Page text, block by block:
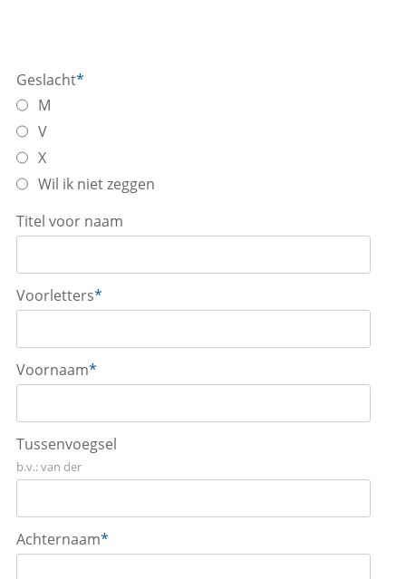
Geslacht*
M
V
X
Wil ik niet zeggen
Titel voor naam
Voorletters*
Voornaam*
Tussenvoegsel
b.v.: van der
Achternaam*